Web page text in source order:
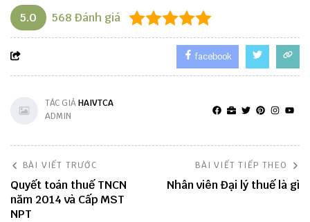
5.0 568 Đánh giá
facebook
TÁC GIẢHAIVTCA
ADMIN
BÀI VIẾT TRƯỚC
Quyết toán thuế TNCN
năm 2014 và Cấp MST
NPT
BÀI VIẾT TIẾP THEO
Nhân viên Đại lý thuế là gì